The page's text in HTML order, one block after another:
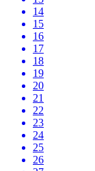
14
15
16
17
18
19
20
21
22
23
24
25
26